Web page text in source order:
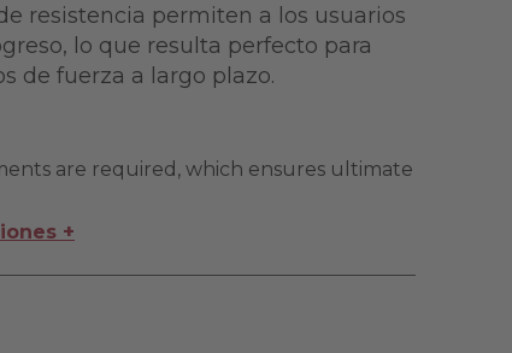
resistencia permiten a los usuarios
lo que resulta perfecto para
de fuerza a largo plazo.
are required, which ensures ultimate
+